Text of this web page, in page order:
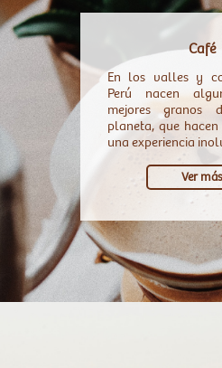
Café
En los valles y
Perú nacen
mejores granos
planeta, que
una experiencia
Ver más